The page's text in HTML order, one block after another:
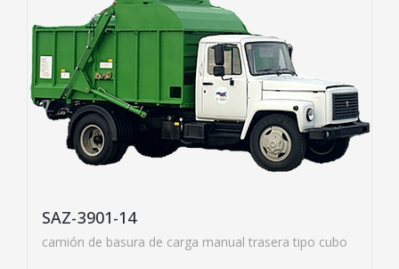
SAZ-3901-14
camión de basura de carga manual trasera tipo cubo